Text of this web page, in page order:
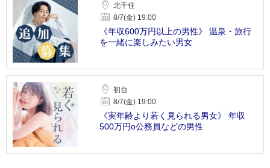
北千住
8/7(金) 19:00
《年収600万円以上の男性》 温泉・旅行
を一緒に楽しみたい男女
初台
8/7(金) 19:00
《実年齢より若く見られる男女》 年収
500万円o公務員などの男性